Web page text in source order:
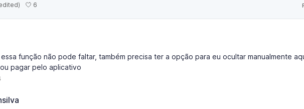
6
função não pode faltar, também precisa ter a opção para eu ocultar manualmente
pagar pelo aplicativo